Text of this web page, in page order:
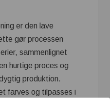
er den lave
gør processen
sammenlignet
hurtige proces og
produktion.
farves og tilpasses i